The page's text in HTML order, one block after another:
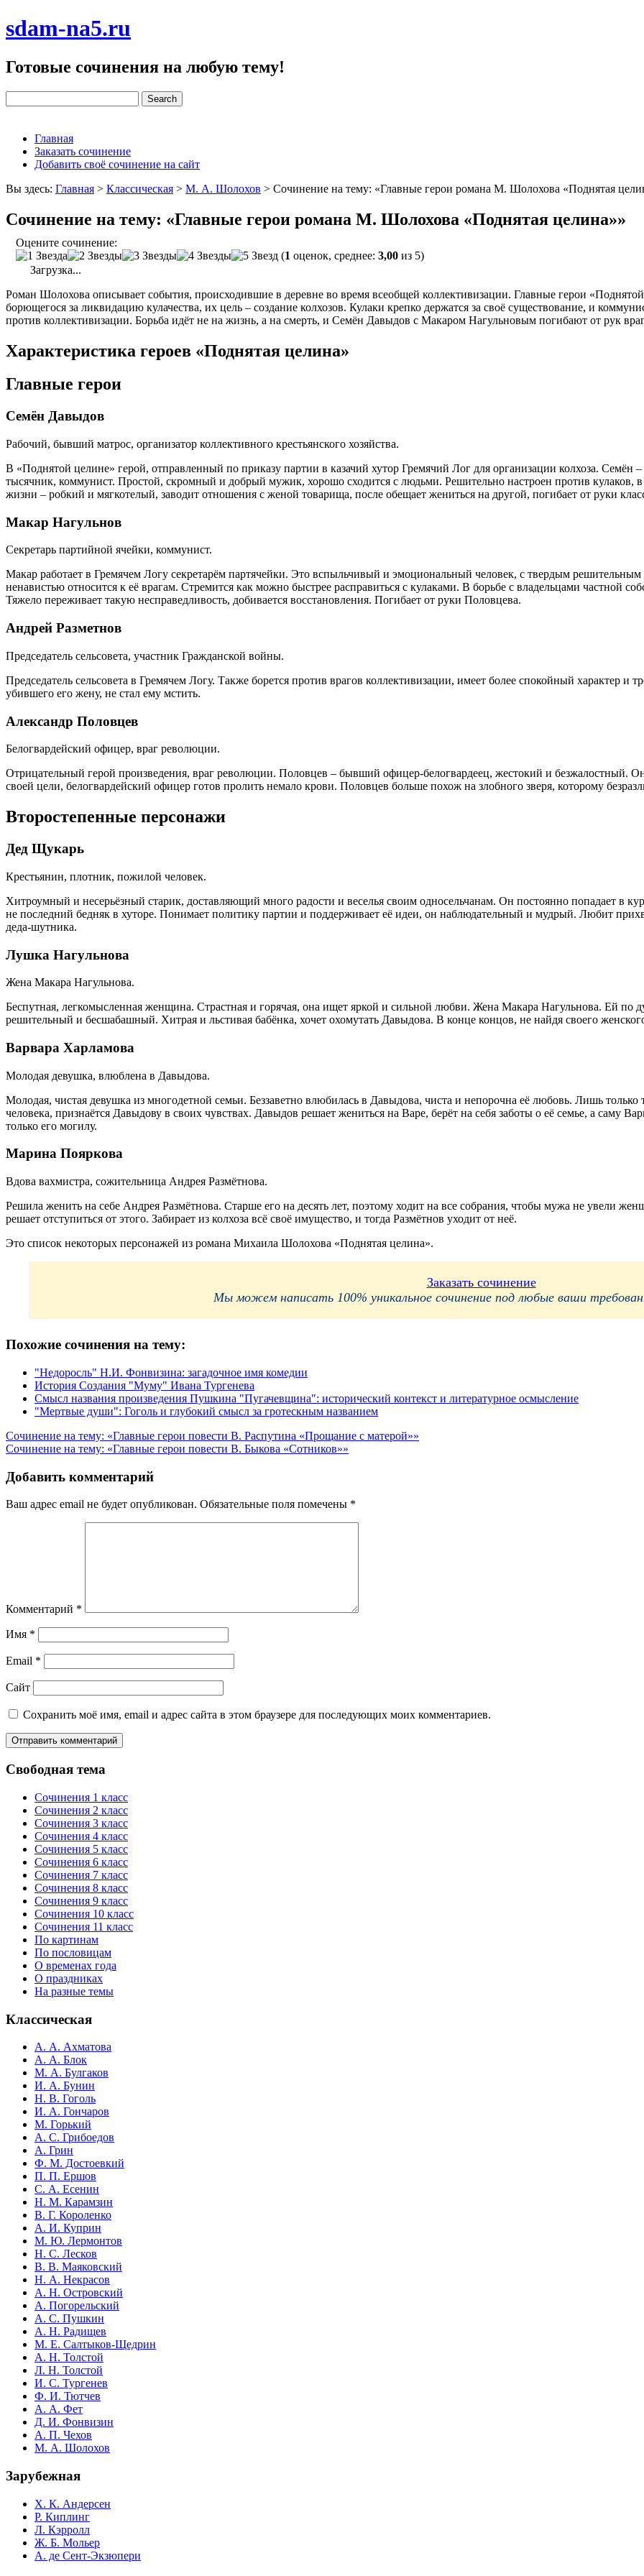
sdam-na5.ru
Готовые сочинения на любую тему!
Главная
Заказать сочинение
Добавить своё сочинение на сайт
Вы здесь: Главная > Классическая > М. А. Шолохов > Сочинение на тему: «Главные герои романа М. Шолохова «Поднятая
Сочинение на тему: «Главные герои романа М. Шолохова «Поднятая целина»»
Оцените сочинение:
(1 оценок, среднее: 3,00 из 5)
Загрузка...
Роман Шолохова описывает события, происходившие в деревне во время всеобщей коллективизации. Главные герои
борющегося за ликвидацию кулачества, их цель – создание колхозов. Кулаки крепко держатся за своё существование, и
против коллективизации. Борьба идёт не на жизнь, а на смерть, и Семён Давыдов с Макаром Нагульновым погибают от рук
Характеристика героев «Поднятая целина»
Главные герои
Семён Давыдов
Рабочий, бывший матрос, организатор коллективного крестьянского хозяйства.
В «Поднятой целине» герой, отправленный по приказу партии в казачий хутор Гремячий Лог для организации колхоза.
тысячник, коммунист. Простой, скромный и добрый мужик, хорошо сходится с людьми. Решительно настроен против кулаков,
жизни – робкий и мягкотелый, заводит отношения с женой товарища, после обещает жениться на другой, погибает от руки
Макар Нагульнов
Секретарь партийной ячейки, коммунист.
Макар работает в Гремячем Логу секретарём партячейки. Это вспыльчивый и эмоциональный человек, с твердым
ненавистью относится к её врагам. Стремится как можно быстрее расправиться с кулаками. В борьбе с владельцами частной
Тяжело переживает такую несправедливость, добивается восстановления. Погибает от руки Половцева.
Андрей Разметнов
Председатель сельсовета, участник Гражданской войны.
Председатель сельсовета в Гремячем Логу. Также борется против врагов коллективизации, имеет более спокойный характер
убившего его жену, не стал ему мстить.
Александр Половцев
Белогвардейский офицер, враг революции.
Отрицательный герой произведения, враг революции. Половцев – бывший офицер-белогвардеец, жестокий и безжалостный.
своей цели, белогвардейский офицер готов пролить немало крови. Половцев больше похож на злобного зверя, которому
Второстепенные персонажи
Дед Щукарь
Крестьянин, плотник, пожилой человек.
Хитроумный и несерьёзный старик, доставляющий много радости и веселья своим односельчанам. Он постоянно попадает в
не последний бедняк в хуторе. Понимает политику партии и поддерживает её идеи, он наблюдательный и мудрый. Любит
деда-шутника.
Лушка Нагульнова
Жена Макара Нагульнова.
Беспутная, легкомысленная женщина. Страстная и горячая, она ищет яркой и сильной любви. Жена Макара Нагульнова. Ей
решительный и бесшабашный. Хитрая и льстивая бабёнка, хочет охомутать Давыдова. В конце концов, не найдя своего
Варвара Харламова
Молодая девушка, влюблена в Давыдова.
Молодая, чистая девушка из многодетной семьи. Беззаветно влюбилась в Давыдова, чиста и непорочна её любовь. Лишь только
человека, признаётся Давыдову в своих чувствах. Давыдов решает жениться на Варе, берёт на себя заботы о её семье, а саму
только его могилу.
Марина Пояркова
Вдова вахмистра, сожительница Андрея Размётнова.
Решила женить на себе Андрея Размётнова. Старше его на десять лет, поэтому ходит на все собрания, чтобы мужа не увели
решает отступиться от этого. Забирает из колхоза всё своё имущество, и тогда Размётнов уходит от неё.
Это список некоторых персонажей из романа Михаила Шолохова «Поднятая целина».
Заказать сочинение
Мы можем написать 100% уникальное сочинение под любые ваши
Похожие сочинения на тему:
"Недоросль" Н.И. Фонвизина: загадочное имя комедии
История Создания "Муму" Ивана Тургенева
Смысл названия произведения Пушкина "Пугачевщина": исторический контекст и литературное осмысление
"Мертвые души": Гоголь и глубокий смысл за гротескным названием
Навигация
по
записям
Сочинение на тему: «Главные герои повести В. Распутина «Прощание с матерой»»
Сочинение на тему: «Главные герои повести В. Быкова «Сотников»»
Добавить комментарий
Ваш адрес email не будет опубликован. Обязательные поля помечены *
Комментарий *
Имя *
Email *
Сайт
Сохранить моё имя, email и адрес сайта в этом браузере для последующих моих комментариев.
Свободная тема
Сочинения 1 класс
Сочинения 2 класс
Сочинения 3 класс
Сочинения 4 класс
Сочинения 5 класс
Сочинения 6 класс
Сочинения 7 класс
Сочинения 8 класс
Сочинения 9 класс
Сочинения 10 класс
Сочинения 11 класс
По картинам
По пословицам
О временах года
О праздниках
На разные темы
Классическая
А. А. Ахматова
А. А. Блок
М. А. Булгаков
И. А. Бунин
Н. В. Гоголь
И. А. Гончаров
М. Горький
А. С. Грибоедов
А. Грин
Ф. М. Достоевкий
П. П. Ершов
С. А. Есенин
Н. М. Карамзин
В. Г. Короленко
А. И. Куприн
М. Ю. Лермонтов
Н. С. Лесков
В. В. Маяковский
Н. А. Некрасов
А. Н. Островский
А. Погорельский
А. С. Пушкин
А. Н. Радищев
М. Е. Салтыков-Щедрин
А. Н. Толстой
Л. Н. Толстой
И. С. Тургенев
Ф. И. Тютчев
А. А. Фет
Д. И. Фонвизин
А. П. Чехов
М. А. Шолохов
Зарубежная
Х. К. Андерсен
Р. Киплинг
Л. Кэрролл
Ж. Б. Мольер
А. де Сент-Экзюпери